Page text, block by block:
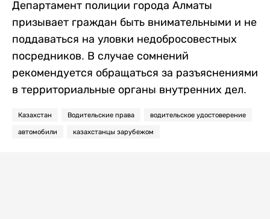
Департамент полиции города Алматы
призывает граждан быть внимательными и не
поддаваться на уловки недобросовестных
посредников. В случае сомнений
рекомендуется обращаться за разъяснениями
в территориальные органы внутренних дел.
Казахстан Водительские права водительское удостоверение
автомобили казахстанцы зарубежом